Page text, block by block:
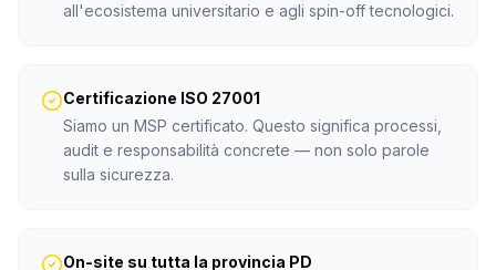
all'ecosistema universitario e agli spin-off tecnologici.
Certificazione ISO 27001
Siamo un MSP certificato. Questo significa processi,
audit e responsabilità concrete — non solo parole
sulla sicurezza.
On-site su tutta la provincia PD